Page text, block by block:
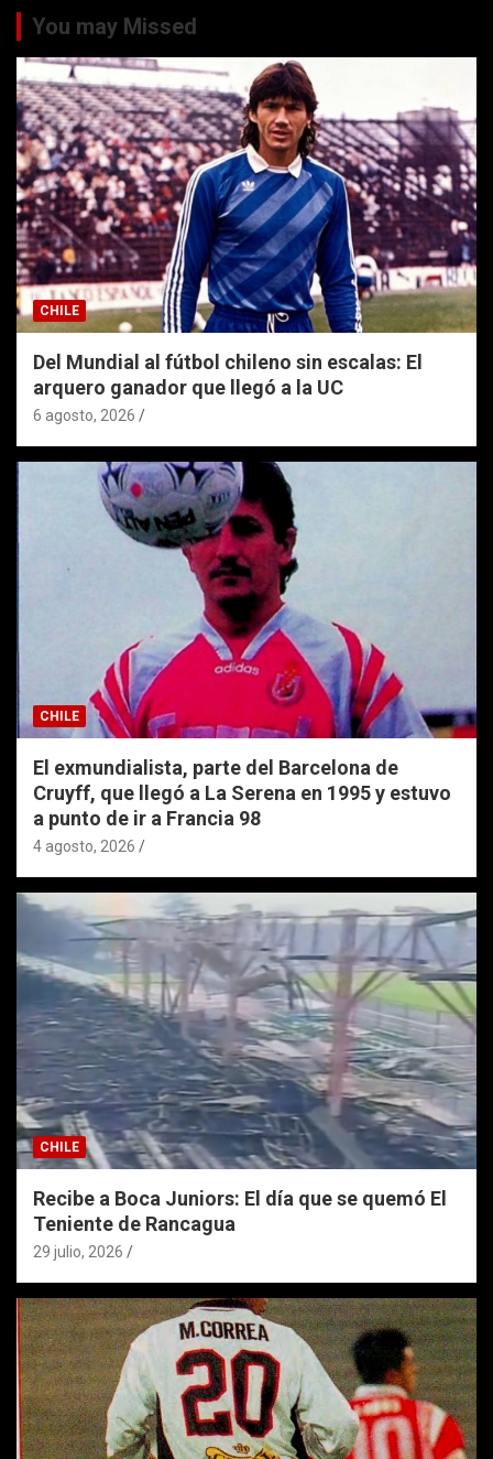
You may Missed
CHILE
Del Mundial al fútbol chileno sin escalas: El
arquero ganador que llegó a la UC
6 agosto, 2026
CHILE
El exmundialista, parte del Barcelona de
Cruyff, que llegó a La Serena en 1995 y estuvo
a punto de ir a Francia 98
4 agosto, 2026
CHILE
Recibe a Boca Juniors: El día que se quemó El
Teniente de Rancagua
29 julio, 2026